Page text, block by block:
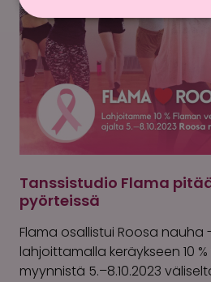
Tanssistudio Flama
pyörteissä
Flama osallistui Roosa
lahjoittamalla keräykseen 10
myynnistä 5.–8.10.2023